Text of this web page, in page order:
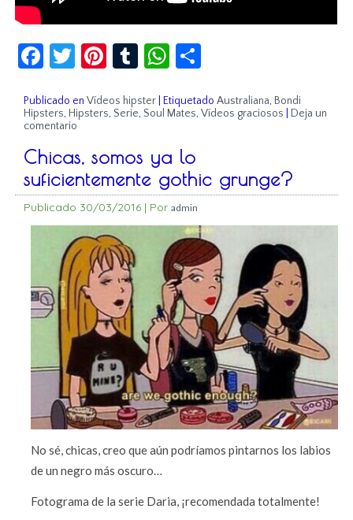
Facebook
Twitter
Pinterest
TumblrWhatsApp
Publicado en Vídeos hipster |Etiquetado Australiana, Bondi
Hipsters, Hipsters, Serie, Soul Mates,Vídeos graciosos
Deja un
comentario
Chicas, somos ya lo
suficientemente gothic grunge?
Publicado 30/03/2016 | Por admin
No sé, chicas, creo que aún podríamos pintarnos los labios
de un negro más oscuro…
Fotograma de la serie Daria, ¡recomendada totalmente!